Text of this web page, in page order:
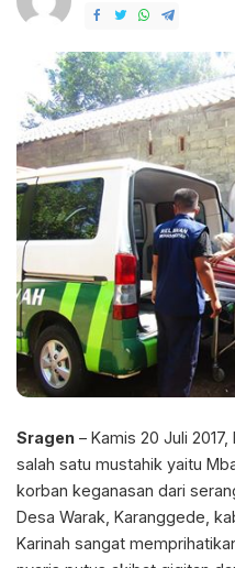
Sragen – Kamis 20 Juli
salah satu mustahik yaitu
korban keganasan dari
Desa Warak, Karanggede,
Karinah sangat